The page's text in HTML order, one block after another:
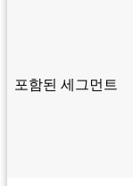
포함된 세그먼트